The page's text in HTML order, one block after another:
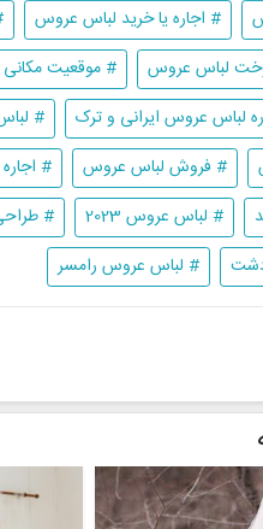
# اجاره یا خرید لباس عروس
لباس عروس
# موقعیت
لباس عروس ایرانی و ترک
#
# فروش لباس عروس #
# لباس عروس 2023 #
# لباس عروس رامسر